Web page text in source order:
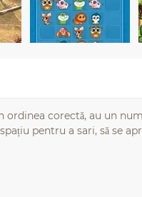
corectă, au un
pentru a sari, să se